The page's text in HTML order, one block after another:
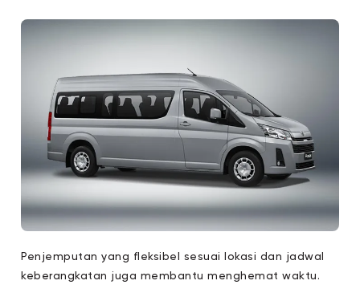
Penjemputan yang fleksibel sesuai lokasi dan jadwal
keberangkatan juga membantu menghemat waktu.